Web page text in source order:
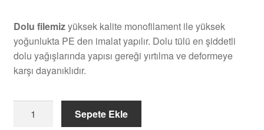
Dolu filemizyüksek kalite monofilament ile yüksek
yoğunlukta PE den imalat yapılır. Dolu tülü en şiddetli
dolu yağışlarında yapısı gereği yırtılma ve deformeye
karşı dayanıklıdır.
Koruma
Sepete Ekle